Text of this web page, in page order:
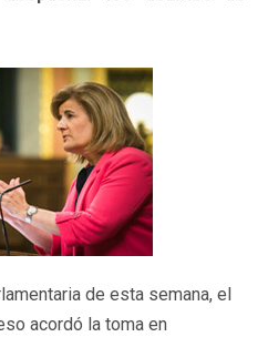
de esta semana, el
acordó la toma en